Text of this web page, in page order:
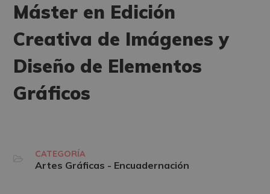
Máster en Edición
Creativa de Imágenes y
Diseño de Elementos
Gráficos
CATEGORÍA
Artes Gráficas - Encuadernación